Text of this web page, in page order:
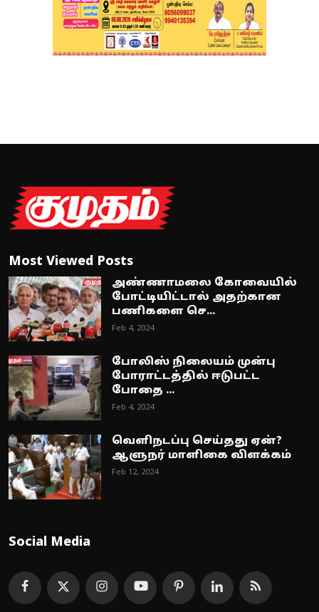
Most Viewed Posts
அண்ணாமலை கோவையில்
போட்டியிட்டால் அதற்கான
பணிகளை செ...
Feb 4, 2024
போலிஸ் நிலையம் முன்பு
போராட்டத்தில் ஈடுபட்ட
போதை ...
Feb 4, 2024
வெளிநடப்பு செய்தது ஏன்?
ஆளுநர் மாளிகை விளக்கம்
Feb 12, 2024
Social Media